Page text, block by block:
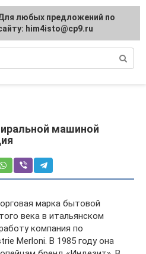
машиной
марка бытовой
века в итальянском
компания по
Merloni. В 1985 году она
любых предложений по
him4isto@cp9.ru